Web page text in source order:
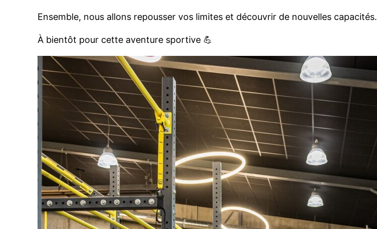
Ensemble, nous allons repousser vos limites et découvrir de nouvelles capacités.
À bientôt pour cette aventure sportive 💪